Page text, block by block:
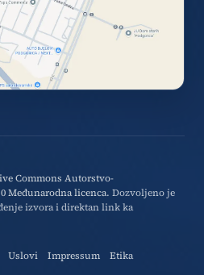
Commons Autorstvo-
Međunarodna licenca. Dozvoljeno je
izvora i direktan link ka
Uslovi Impressum Etika